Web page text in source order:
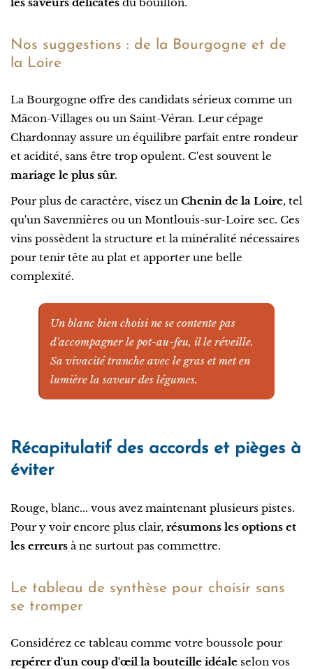
Nos suggestions : de la Bourgogne et de
la Loire
La Bourgogne offre des candidats sérieux comme un
Mâcon-Villages ou un Saint-Véran. Leur cépage
Chardonnay assure un équilibre parfait entre rondeur
et acidité, sans être trop opulent. C'est souvent le
mariage le plus sûr.
Pour plus de caractère, visez un Chenin de la Loire, tel
qu'un Savennières ou un Montlouis-sur-Loire sec. Ces
vins possèdent la structure et la minéralité nécessaires
pour tenir tête au plat et apporter une belle
complexité.
Un blanc bien choisi ne se contente pas
d'accompagner le pot-au-feu, il le réveille.
Sa vivacité tranche avec le gras et met en
lumière la saveur des légumes.
Récapitulatif des accords et pièges à
éviter
Rouge, blanc... vous avez maintenant plusieurs pistes.
Pour y voir encore plus clair, résumons les options et
les erreurs à ne surtout pas commettre.
Le tableau de synthèse pour choisir sans
se tromper
Considérez ce tableau comme votre boussole pour
repérer d'un coup d'œil la bouteille idéale selon vos